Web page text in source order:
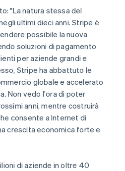
sta costruendo l'infrastruttura
Marketplace
"La natura stessa del
ultimi dieci anni. Stripe è
possibile la nuova
soluzioni di pagamento
per aziende grandi e
Stripe ha abbattuto le
globale e accelerato
Non vedo l'ora di poter
anni, mentre costruirà
consente a Internet di
crescita economica forte e
di aziende in oltre 40